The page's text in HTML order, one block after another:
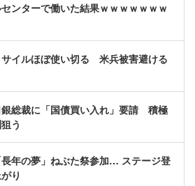
ンターで働いた結果ｗｗｗｗｗｗｗ
サイルほぼ使い切る 米兵被害避ける
銀総裁に「国債買い入れ」要請 積極
う
長年の夢」ねぶた祭参加… ステージ登
り